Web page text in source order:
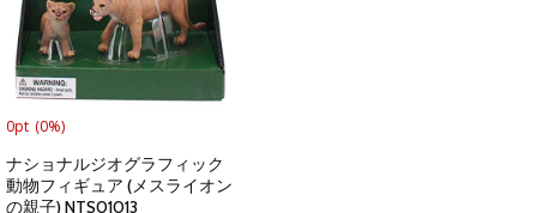
0pt (0%)
ナショナルジオグラフィック
動物フィギュア (メスライオン
の親子) NTS01013